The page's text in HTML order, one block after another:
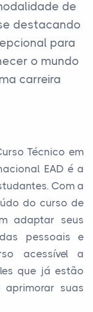
de
destacando
para
o mundo
carreira
Técnico em
EAD é a
Com a
do curso de
adaptar seus
pessoais e
acessível a
que já estão
suas